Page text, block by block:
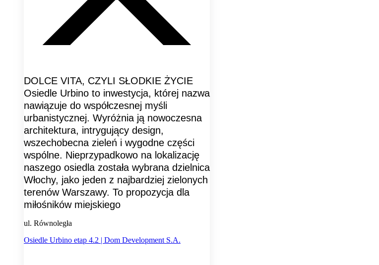
DOLCE VITA, CZYLI SŁODKIE ŻYCIE
Osiedle Urbino to inwestycja, której nazwa
nawiązuje do współczesnej myśli
urbanistycznej. Wyróżnia ją nowoczesna
architektura, intrygujący design,
wszechobecna zieleń i wygodne części
wspólne. Nieprzypadkowo na lokalizację
naszego osiedla została wybrana dzielnica
Włochy, jako jeden z najbardziej zielonych
terenów Warszawy. To propozycja dla
miłośników miejskiego
ul. Równoległa
Osiedle Urbino etap 4.2 | Dom Development S.A.